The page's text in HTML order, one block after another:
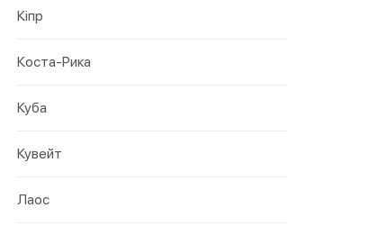
Кіпр
Коста-Рика
Куба
Кувейт
Лаос